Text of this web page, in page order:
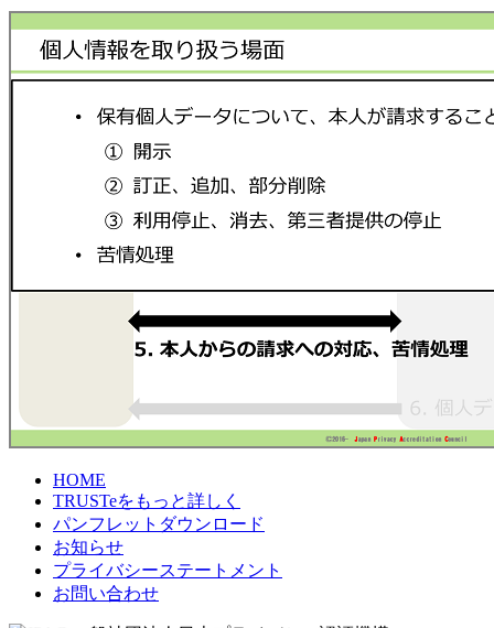
HOME
TRUSTeをもっと詳しく
パンフレットダウンロード
お知らせ
プライバシーステートメント
お問い合わせ